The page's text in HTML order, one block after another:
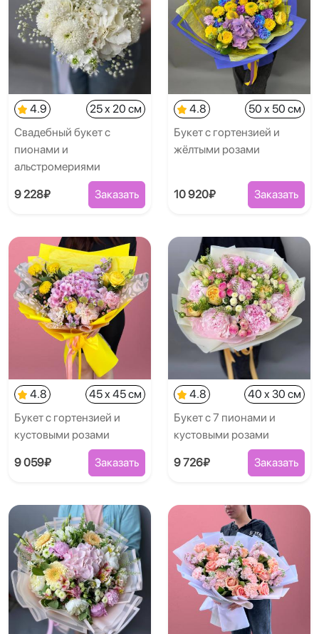
4.9
25 x 20 см
Свадебный букет с
пионами и
альстромериями
9 228₽ Заказать
4.8
50 x 50 см
Букет с гортензией и
жёлтыми розами
10 920₽ Заказать
4.8
45 x 45 см
Букет с гортензией и
кустовыми розами
9 059₽ Заказать
4.8
40 x 30 см
Букет с 7 пионами и
кустовыми розами
9 726₽ Заказать